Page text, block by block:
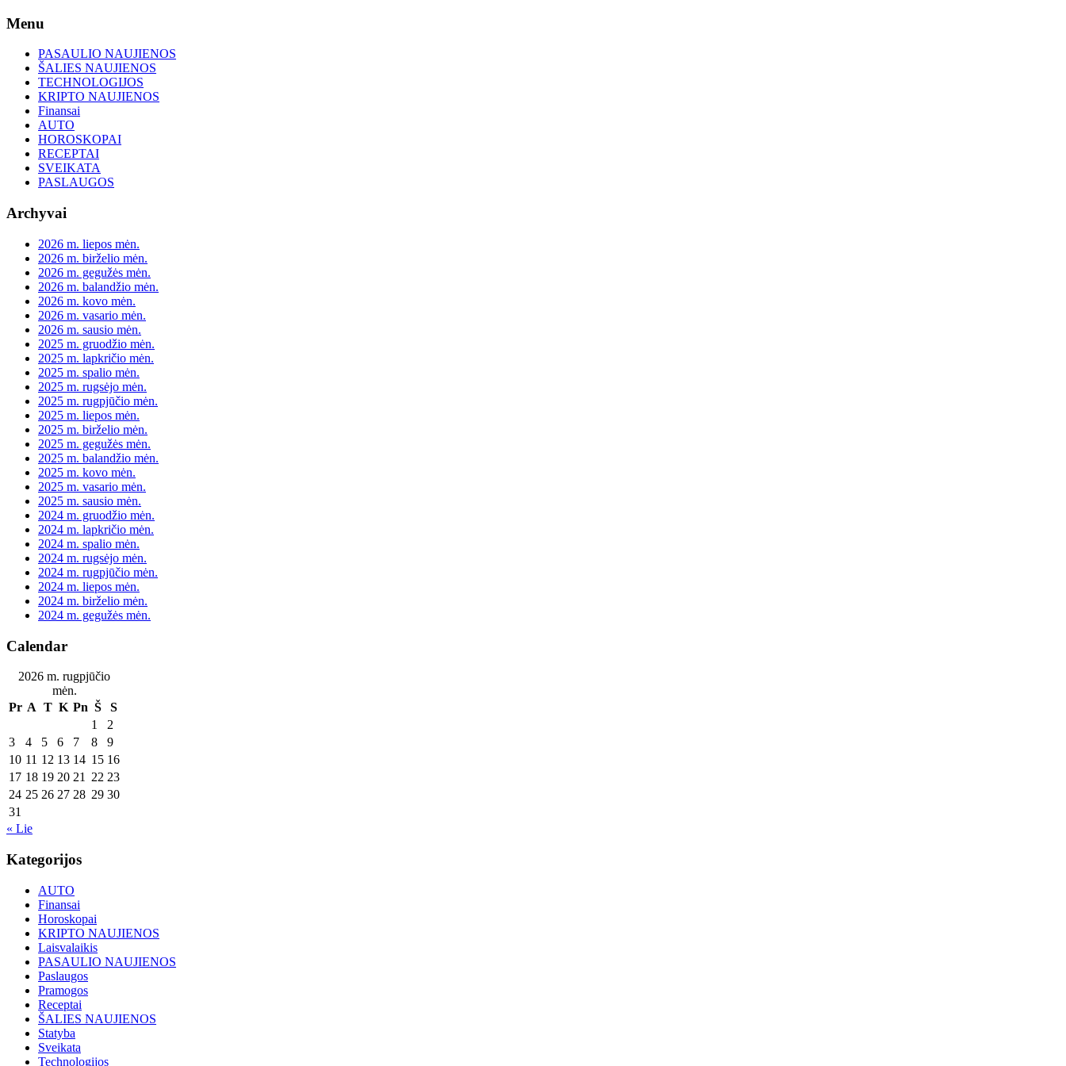
Skip
content
Menu
PASAULIO NAUJIENOS
ŠALIES NAUJIENOS
TECHNOLOGIJOS
KRIPTO NAUJIENOS
Finansai
AUTO
HOROSKOPAI
RECEPTAI
SVEIKATA
PASLAUGOS
Archyvai
2026 m. liepos mėn.
2026 m. birželio mėn.
2026 m. gegužės mėn.
2026 m. balandžio mėn.
2026 m. kovo mėn.
2026 m. vasario mėn.
2026 m. sausio mėn.
2025 m. gruodžio mėn.
2025 m. lapkričio mėn.
2025 m. spalio mėn.
2025 m. rugsėjo mėn.
2025 m. rugpjūčio mėn.
2025 m. liepos mėn.
2025 m. birželio mėn.
2025 m. gegužės mėn.
2025 m. balandžio mėn.
2025 m. kovo mėn.
2025 m. vasario mėn.
2025 m. sausio mėn.
2024 m. gruodžio mėn.
2024 m. lapkričio mėn.
2024 m. spalio mėn.
2024 m. rugsėjo mėn.
2024 m. rugpjūčio mėn.
2024 m. liepos mėn.
2024 m. birželio mėn.
2024 m. gegužės mėn.
Calendar
2026 m. rugpjūčio
mėn.
Pr A T K Pn Š
S
1
2
3
4 5 6 7 8
9
10 11 12 13 14 15 16
17 18 19 20 21 22 23
24 25 26 27 28 29 30
31
« Lie
Kategorijos
AUTO
Finansai
Horoskopai
KRIPTO NAUJIENOS
Laisvalaikis
PASAULIO NAUJIENOS
Paslaugos
Pramogos
Receptai
ŠALIES NAUJIENOS
Statyba
Sveikata
Technologijos